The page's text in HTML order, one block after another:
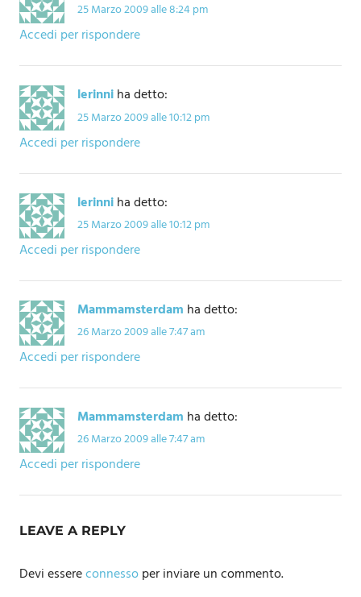
25 Marzo 2009 alle 8:24 pm
Accedi per rispondere
lerinniha detto:
25 Marzo 2009 alle 10:12 pm
Accedi per rispondere
lerinniha detto:
25 Marzo 2009 alle 10:12 pm
Accedi per rispondere
Mammamsterdam ha detto:
26 Marzo 2009 alle 7:47 am
Accedi per rispondere
Mammamsterdam ha detto:
26 Marzo 2009 alle 7:47 am
Accedi per rispondere
LEAVE A REPLY
Devi essereconnessoper inviare un commento.